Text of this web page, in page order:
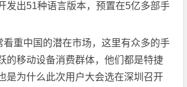
发出51种语言版本，预置在5亿多部手
重中国的潜在市场，这里有众多的手
的移动设备消费群体，他们都是特捷
是为什么此次用户大会选在深圳召开